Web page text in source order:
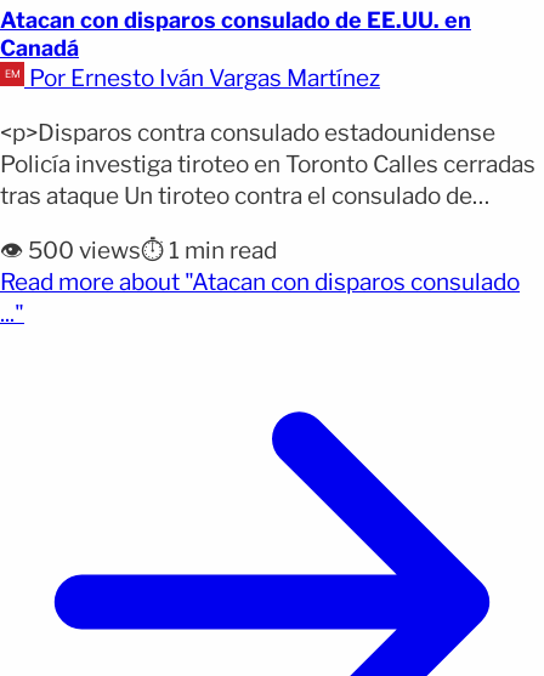
Atacan con disparos consulado de EE.UU. en
Canadá
Por Ernesto Iván Vargas Martínez
<p>Disparos contra consulado estadounidense
Policía investiga tiroteo en Toronto Calles cerradas
tras ataque Un tiroteo contra el consulado de
madrugada del martes, según informó la Policía de
la ciudad canadiense. ¿Por qué importa? El
incidente ocurrió contra una sede diplomática
👁️ 500 views⏱️ 1 min read
Read more about "Atacan con disparos consulado
..."